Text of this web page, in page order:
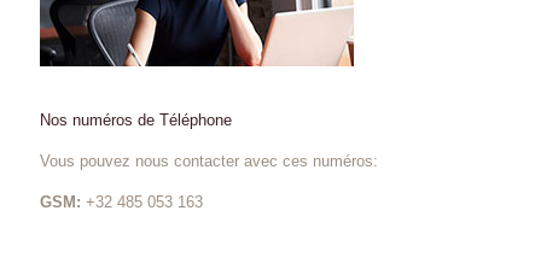
Nos numéros de Téléphone
Vous pouvez nous contacter avec ces numéros:
GSM: +32 485 053 163